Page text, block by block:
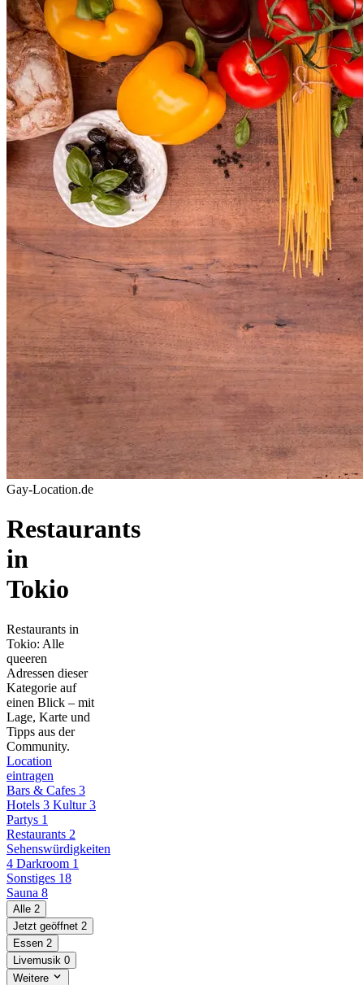
Gay-Location.de
Restaurants
in
Tokio
Restaurants in
Tokio: Alle
queeren
Adressen dieser
Kategorie auf
einen Blick – mit
Lage, Karte und
Tipps aus der
Community.
Location
eintragen
Bars & Cafes 3
Hotels 3 Kultur3
Partys 1
Restaurants 2
Sehenswürdigkeiten
4 Darkroom 1
Sonstiges 18
Sauna 8
Alle 2
Jetzt geöffnet 2
Essen 2
Livemusik 0
Weitere